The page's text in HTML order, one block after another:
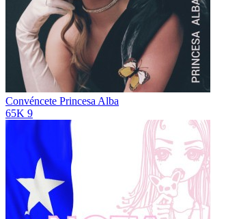
Convéncete Princesa Alba
65K 9